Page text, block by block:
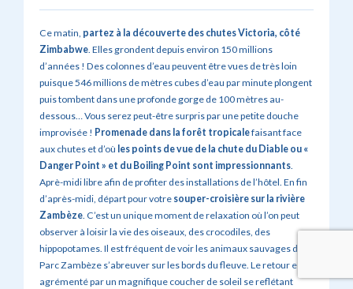
Ce matin, partez à la découverte des chutes Victoria, côté
Zimbabwe. Elles grondent depuis environ 150 millions
d’années ! Des colonnes d’eau peuvent être vues de très loin
puisque 546 millions de mètres cubes d’eau par minute plongent
puis tombent dans une profonde gorge de 100 mètres au-
dessous… Vous serez peut-être surpris par une petite douche
improvisée ! Promenade dans la forêt tropicalefaisant face
aux chutes et d’où les points de vue de la chute du Diable ou «
Danger Point » et du Boiling Point sont impressionnants.
Aprè-midi libre afin de profiter des installations de l’hôtel. En fin
d’après-midi, départ pour votre souper-croisière sur la rivière
Zambèze. C’est un unique moment de relaxation où l’on peut
observer à loisir la vie des oiseaux, des crocodiles, des
hippopotames. Il est fréquent de voir les animaux sauvages du
Parc Zambèze s’abreuver sur les bords du fleuve. Le retour est
agrémenté par un magnifique coucher de soleil se reflétant